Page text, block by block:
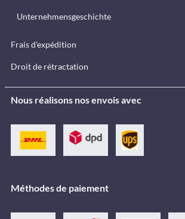
Unternehmensgeschichte
Frais d'expédition
Droit de rétractation
Nous réalisons nos envois avec
Méthodes de paiement